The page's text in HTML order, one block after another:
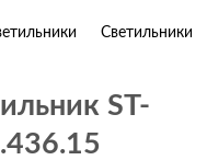
Светильники
ST-